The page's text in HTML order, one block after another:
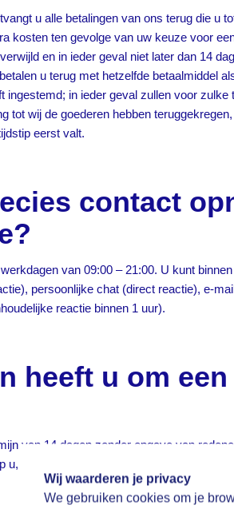
Wij waarderen je privacy
We gebruiken cookies om je
u alle betalingen van ons terug die u
kosten ten gevolge van uw keuze voor
en in ieder geval niet later dan 14
u terug met hetzelfde betaalmiddel
ingestemd; in ieder geval zullen voor
tot wij de goederen hebben
eerst valt.
contact
van 09:00 – 21:00. U kunt
persoonlijke chat (direct reactie), e-
reactie binnen 1 uur).
heeft u om
van 14 dagen zonder opgave van
u, of een door u aangewezen derde die